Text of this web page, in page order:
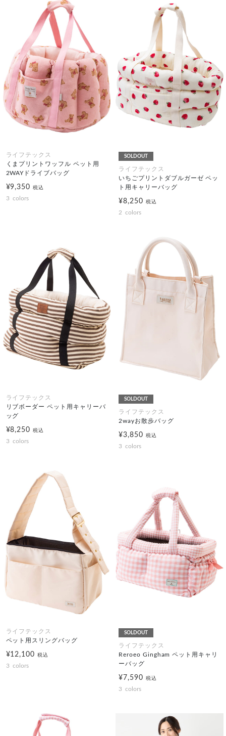
ライフテックス
くまプリントワッフル ペット用
2WAYドライブバッグ
¥9,350税込
3 colors
SOLDOUT
ライフテックス
いちごプリントダブルガーゼ ペッ
ト用キャリーバッグ
¥8,250 税込
2 colors
ライフテックス
リブボーダー ペット用キャリーバ
ッグ
¥8,250税込
3 colors
SOLDOUT
ライフテックス
2wayお散歩バッグ
¥3,850 税込
3 colors
ライフテックス
ペット用スリングバッグ
¥12,100税込
3 colors
SOLDOUT
ライフテックス
Reroeo Gingham ペット用キャリ
ーバッグ
¥7,590 税込
3 colors